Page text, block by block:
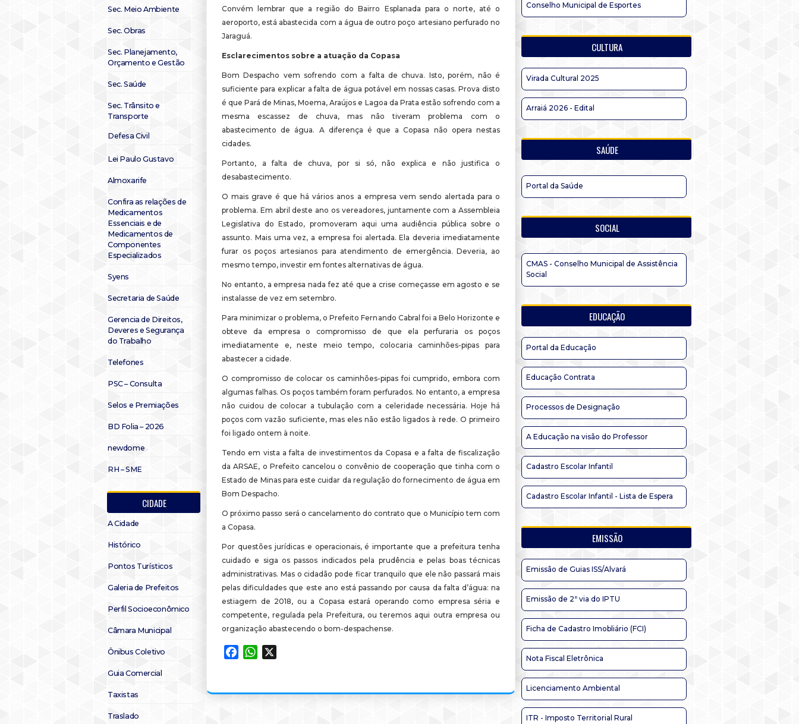
Sec. Meio Ambiente
Sec. Obras
Sec. Planejamento,
Orçamento e Gestão
Sec. Saúde
Sec. Trânsito e
Transporte
Defesa Civil
Lei Paulo Gustavo
Almoxarife
Confira as relações de
Medicamentos
Essenciais e de
Medicamentos de
Componentes
Especializados
Syens
Secretaria de Saúde
Gerencia de Direitos,
Deveres e Segurança
do Trabalho
Telefones
PSC – Consulta
Selos e Premiações
BD Folia – 2026
newdome
RH – SME
CIDADE
A Cidade
Histórico
Pontos Turísticos
Galeria de Prefeitos
Perfil Socioeconômico
Câmara Municipal
Ônibus Coletivo
Guia Comercial
Taxistas
Traslado
Convém lembrar que a região do Bairro Esplanada para o norte, até o
aeroporto, está abastecida com a água de outro poço artesiano perfurado no
Jaraguá.
Esclarecimentos sobre a atuação da Copasa
Bom Despacho vem sofrendo com a falta de chuva. Isto, porém, não é
suficiente para explicar a falta de água potável em nossas casas. Prova disto
é que Pará de Minas, Moema, Araújos e Lagoa da Prata estão sofrendo com a
mesma escassez de chuva, mas não tiveram problema com o
abastecimento de água. A diferença é que a Copasa não opera nestas
cidades.
Portanto, a falta de chuva, por si só, não explica e não justifica o
desabastecimento.
O mais grave é que há vários anos a empresa vem sendo alertada para o
problema. Em abril deste ano os vereadores, juntamente com a Assembleia
Legislativa do Estado, promoveram aqui uma audiência pública sobre o
assunto. Mais uma vez, a empresa foi alertada. Ela deveria imediatamente
furar os poços artesianos para atendimento de emergência. Deveria, ao
mesmo tempo, investir em fontes alternativas de água.
No entanto, a empresa nada fez até que a crise começasse em agosto e se
instalasse de vez em setembro.
Para minimizar o problema, o Prefeito Fernando Cabral foi a Belo Horizonte e
obteve da empresa o compromisso de que ela perfuraria os poços
imediatamente e, neste meio tempo, colocaria caminhões-pipas para
abastecer a cidade.
O compromisso de colocar os caminhões-pipas foi cumprido, embora com
algumas falhas. Os poços também foram perfurados. No entanto, a empresa
não cuidou de colocar a tubulação com a celeridade necessária. Hoje há
poços com vazão suficiente, mas eles não estão ligados à rede. O primeiro
foi ligado ontem à noite.
Tendo em vista a falta de investimentos da Copasa e a falta de fiscalização
da ARSAE, o Prefeito cancelou o convênio de cooperação que tinha com o
Estado de Minas para este cuidar da regulação do fornecimento de água em
Bom Despacho.
O próximo passo será o cancelamento do contrato que o Município tem com
a Copasa.
Por questões jurídicas e operacionais, é importante que a prefeitura tenha
cuidado e siga os passos indicados pela prudência e pelas boas técnicas
administrativas. Mas o cidadão pode ficar tranquilo que ele não passará mais
pelas dificuldades que este ano está passando por causa da falta d’água: na
estiagem de 2018, ou a Copasa estará operando como empresa séria e
competente, regulada pela Prefeitura, ou teremos aqui outra empresa ou
organização abastecendo o bom-despachense.
FacebookWhatsApp
Conselho Municipal de Esportes
CULTURA
Virada Cultural 2025
Arraiá 2026 - Edital
SAÚDE
Portal da Saúde
SOCIAL
CMAS - Conselho Municipal de Assistência
Social
EDUCAÇÃO
Portal da Educação
Educação Contrata
Processos de Designação
A Educação na visão do Professor
Cadastro Escolar Infantil
Cadastro Escolar Infantil - Lista de Espera
EMISSÃO
Emissão de Guias ISS/Alvará
Emissão de 2ª via do IPTU
Ficha de Cadastro Imobliário (FCI)
Nota Fiscal Eletrônica
Licenciamento Ambiental
ITR - Imposto Territorial Rural